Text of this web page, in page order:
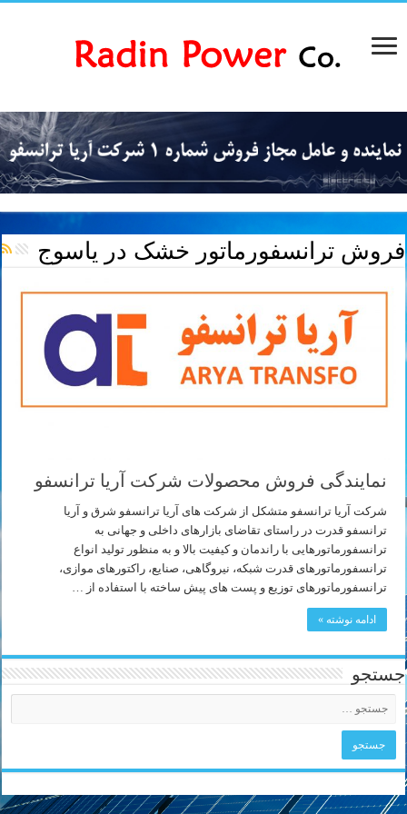
فروش ترانسفورماتور خشک در یاسوج
نمایندگی فروش محصولات شرکت آریا ترانسفو
شرکت آریا ترانسفو متشکل از شرکت های آریا ترانسفو شرق و آریا
ترانسفو قدرت در راستای تقاضای بازارهای داخلی و جهانی به
ترانسفورماتورهایی با راندمان و کیفیت بالا و به منظور تولید انواع
ترانسفورماتورهای قدرت شبکه، نیروگاهی، صنایع، راکتورهای موازی،
ترانسفورماتورهای توزیع و پست های پیش ساخته با استفاده از …
ادامه نوشته »
جستجو